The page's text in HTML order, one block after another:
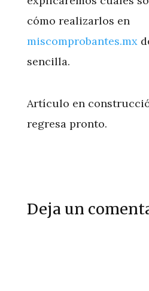
cómo realizarlos en
miscomprobantes.mx
sencilla.
Artículo en
regresa pronto.
Deja un